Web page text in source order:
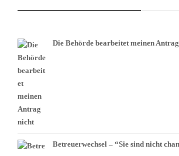
Die Behörde bearbeitet meinen
Betreuerwechsel – “Sie sind nicht